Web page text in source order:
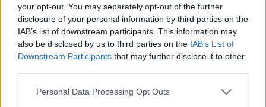
your opt-out. You may separately opt-out of the further
disclosure of your personal information by third parties on the
IAB’s list of downstream participants. This information may
also be disclosed by us to third parties on the IAB’s List of
Downstream Participants that may further disclose it to other
Please note that this website/app uses one or more Google
Personal Data Processing Opt Outs
Η Premier League δείχνει τον δρόμο και για τη Super League.
Αν η Cosmote TV κερδίσει τη μάχη και διατηρήσει το αγγλικό
πρωτάθλημα, τότε η Nova θα μπει σε σκληρές
Nova …Διαβάστε Περισσότερα...